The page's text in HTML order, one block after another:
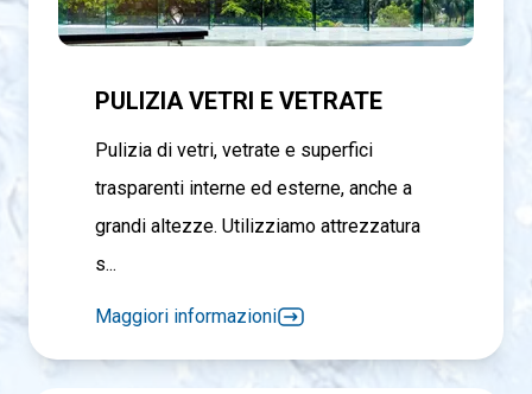
PULIZIA VETRI E VETRATE
Pulizia di vetri, vetrate e superfici
trasparenti interne ed esterne, anche a
grandi altezze. Utilizziamo attrezzatura
s...
Maggiori informazioni